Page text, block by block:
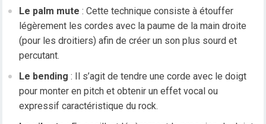
Le palm mute : Cette technique consiste à étouffer
légèrement les cordes avec la paume de la main droite
(pour les droitiers) afin de créer un son plus sourd et
percutant.
Le bending : Il s’agit de tendre une corde avec le doigt
pour monter en pitch et obtenir un effet vocal ou
expressif caractéristique du rock.